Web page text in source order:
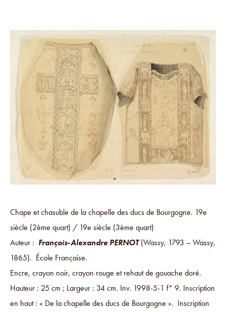
Chape et chasuble de la chapelle des ducs de Bourgogne. 19e
siècle (2ème quart) / 19e siècle (3ème quart)
Auteur : François-Alexandre PERNOT(Wassy, 1793 – Wassy,
1865). École Française.
Encre, crayon noir, crayon rouge et rehaut de gouache doré.
Hauteur : 25 cm ; Largeur : 34 cm. Inv. 1998-5-1 f° 9. Inscription
en haut : « De la chapelle des ducs de Bourgogne ». Inscription